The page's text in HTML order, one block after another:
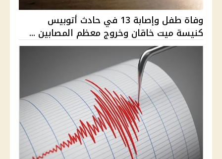
وفاة طفل وإصابة 13 في حادث أتوبيس
كنيسة ميت خاقان وخروج معظم المصابين ...